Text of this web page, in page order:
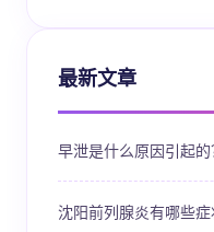
最新文章
早泄是什么原因引起
沈阳前列腺炎有哪些